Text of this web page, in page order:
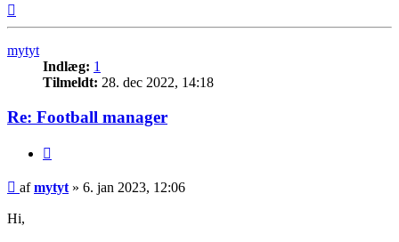
mytyt
Indlæg: 1
Tilmeldt: 28. dec 2022, 14:18
Re: Football manager
Indlæg
afmytyt » 6. jan 2023, 12:06
Hi,